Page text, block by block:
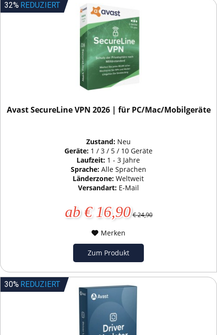
32% REDUZIERT
Avast SecureLine VPN 2026 | für PC/Mac/Mobilgeräte
Zustand: Neu
Geräte: 1 / 3 / 5 / 10 Geräte
Laufzeit: 1 - 3 Jahre
Sprache: Alle Sprachen
Länderzone:Weltweit
Versandart: E-Mail
ab € 16,90 € 24,90
Merken
Zum Produkt
30% REDUZIERT